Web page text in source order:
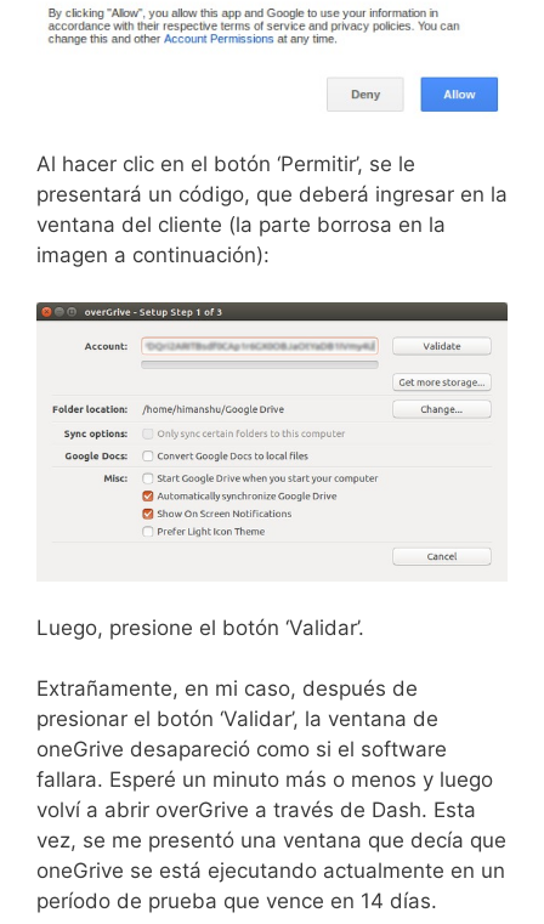
Al hacer clic en el botón ‘Permitir’, se le
presentará un código, que deberá ingresar en la
ventana del cliente (la parte borrosa en la
imagen a continuación):
Luego, presione el botón ‘Validar’.
Extrañamente, en mi caso, después de
presionar el botón ‘Validar’, la ventana de
oneGrive desapareció como si el software
fallara. Esperé un minuto más o menos y luego
volví a abrir overGrive a través de Dash. Esta
vez, se me presentó una ventana que decía que
oneGrive se está ejecutando actualmente en un
período de prueba que vence en 14 días.